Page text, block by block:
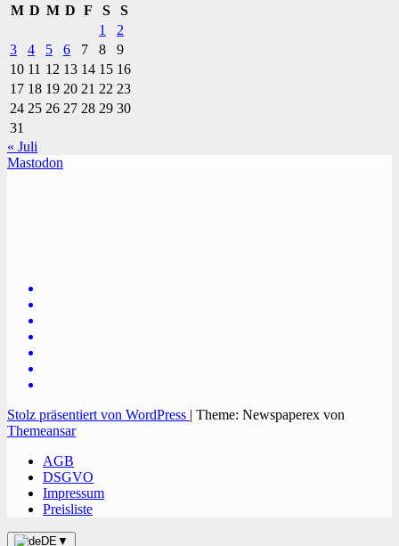
M D M D F S
S
1
2
3
4 5 6 7 8
9
10 11 12 13 14 15 16
17 18 19 20 21 22 23
24 25 26 27 28 29 30
31
« Juli
Mastodon
Stolz präsentiert von WordPress | Theme: Newspaperex von
Themeansar
AGB
DSGVO
Impressum
Preisliste
DE▼